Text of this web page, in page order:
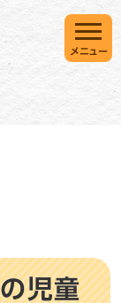
メニュー
児童